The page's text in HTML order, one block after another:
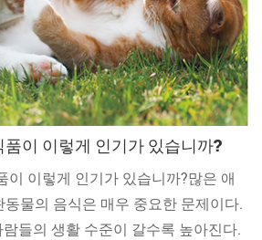
이 이렇게 인기가 있습니까?
이 이렇게 인기가 있습니까?많은 애
물의 음식은 매우 중요한 문제이다.
들의 생활 수준이 갈수록 높아진다.